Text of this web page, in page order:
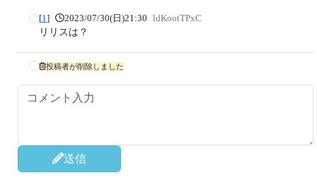
[1] 2023/07/30(日)21:30 ldKootTPxC
リリスは？
投稿者が削除しました
送信